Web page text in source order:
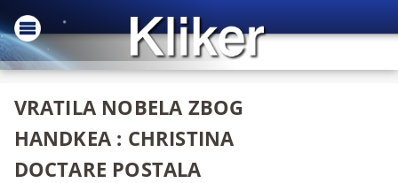
VRATILA NOBELA ZBOG
HANDKEA : CHRISTINA
DOCTARE POSTALA